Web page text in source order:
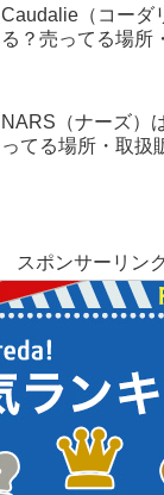
Caudalie（コーダ
る？売ってる場所
NARS（ナーズ）
ってる場所・取扱
スポンサーリンク